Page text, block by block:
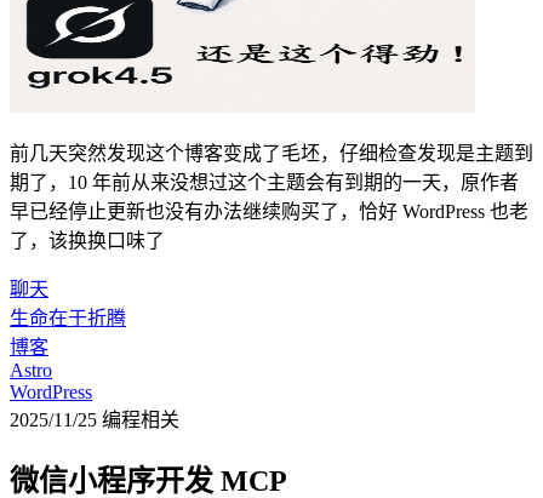
前几天突然发现这个博客变成了毛坯，仔细检查发现是主题到
期了，10 年前从来没想过这个主题会有到期的一天，原作者
早已经停止更新也没有办法继续购买了，恰好 WordPress 也老
了，该换换口味了
聊天
生命在于折腾
博客
Astro
WordPress
2025/11/25 编程相关
微信小程序开发 MCP